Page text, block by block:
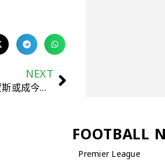
NEXT
切尔西与莱比锡谈判在即 哈维·西蒙斯或成今夏重磅引援
FOOTBALL
Premier League